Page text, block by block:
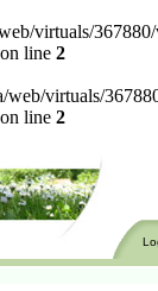
web/virtuals/
line 2
web/virtuals/
line 2